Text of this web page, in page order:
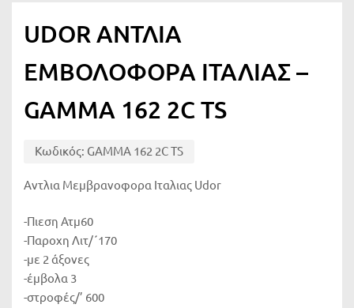
UDOR ΑΝΤΛΙΑ
ΕΜΒΟΛΟΦΟΡΑ ΙΤΑΛΙΑΣ –
GAMMA 162 2C TS
Κωδικός: GAMMA 162 2C TS
Αντλια Μεμβρανοφορα Ιταλιας Udor
-Πιεση Ατμ60
-Παροχη Λιτ/΄170
-με 2 άξονες
-έμβολα 3
-στροφές/’ 600